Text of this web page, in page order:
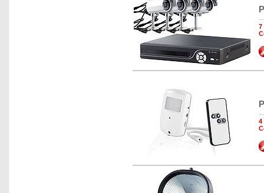
7
4